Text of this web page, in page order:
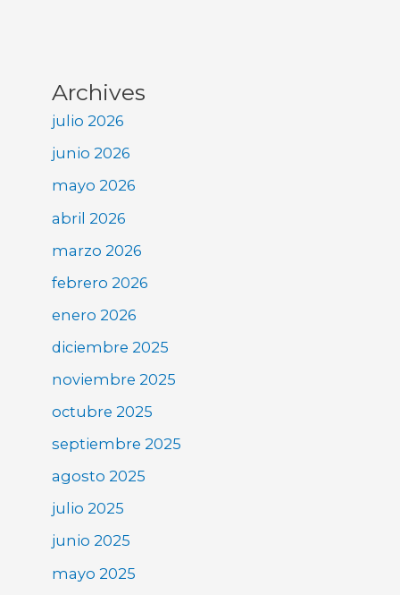
Archives
julio 2026
junio 2026
mayo 2026
abril 2026
marzo 2026
febrero 2026
enero 2026
diciembre 2025
noviembre 2025
octubre 2025
septiembre 2025
agosto 2025
julio 2025
junio 2025
mayo 2025